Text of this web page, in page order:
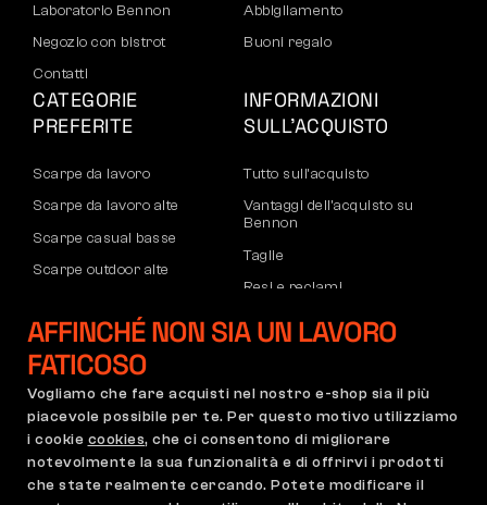
Laboratorio Bennon
Negozio con bistrot
Contatti
Abbigliamento
Buoni regalo
CATEGORIE
PREFERITE
Scarpe da lavoro
Scarpe da lavoro alte
Scarpe casual basse
Scarpe outdoor alte
Felpe
INFORMAZIONI
SULL’ACQUISTO
Tutto sull’acquisto
Vantaggi dell’acquisto su
Bennon
Taglie
Resi e reclami
Trasporto e pagamento
Reclami e garanzia
Condizioni Generali Regolamento di Reclamo
AFFINCHÉ NON SIA UN LAVORO
FATICOSO
Vogliamo che fare acquisti nel nostro e-shop sia il più
piacevole possibile per te. Per questo motivo utilizziamo
i cookie cookies, che ci consentono di migliorare
notevolmente la sua funzionalità e di offrirvi i prodotti
che state realmente cercando. Potete modificare il